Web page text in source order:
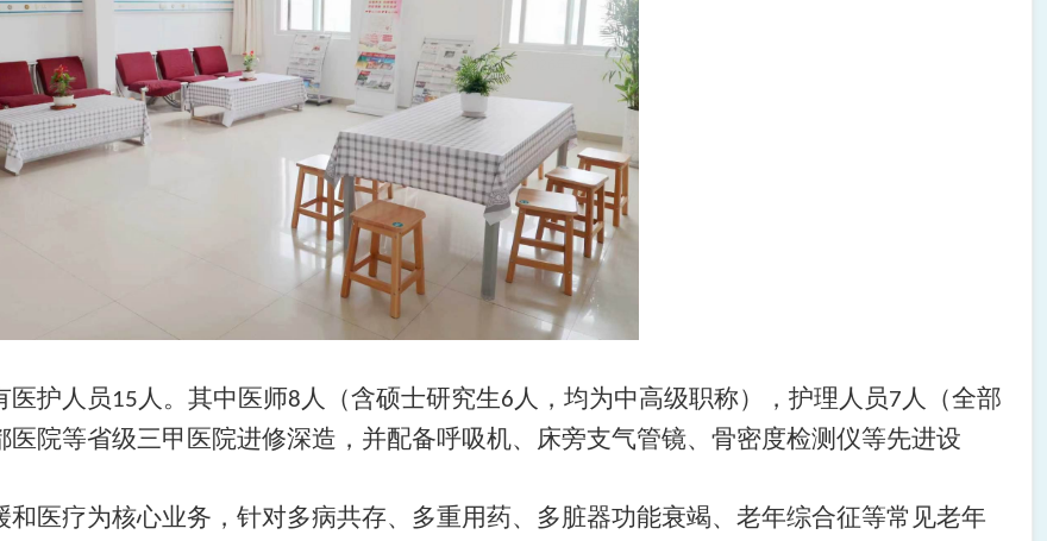
医护人员15人。其中医师8人（含硕士研究生6人，均为中高级职称），护理人员7人（全部
院等省级三甲医院进修深造，并配备呼吸机、床旁支气管镜、骨密度检测仪等先进设
医疗为核心业务，针对多病共存、多重用药、多脏器功能衰竭、老年综合征等常见老年